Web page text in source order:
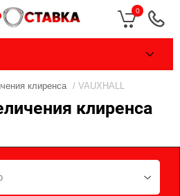
0
клиренса / VAUXHALL
клиренса